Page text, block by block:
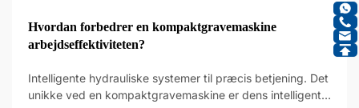
Hvordan forbedrer en kompaktgravemaskine
arbejdseffektiviteten?
Intelligente hydrauliske systemer til præcis betjening. Det
unikke ved en kompaktgravemaskine er dens intelligente